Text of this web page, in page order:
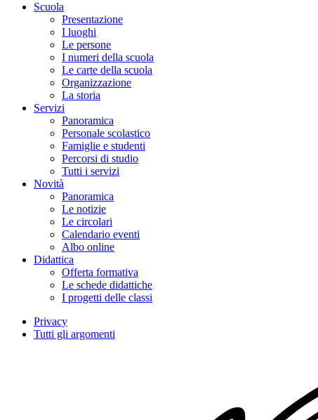
Scuola
Presentazione
I luoghi
Le persone
I numeri della scuola
Le carte della scuola
Organizzazione
La storia
Servizi
Panoramica
Personale scolastico
Famiglie e studenti
Percorsi di studio
Tutti i servizi
Novità
Panoramica
Le notizie
Le circolari
Calendario eventi
Albo online
Didattica
Offerta formativa
Le schede didattiche
I progetti delle classi
Privacy
Tutti gli argomenti